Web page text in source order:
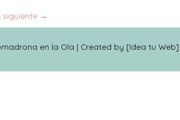
siguiente →
en la Ola | Created by [Idea tu Web]